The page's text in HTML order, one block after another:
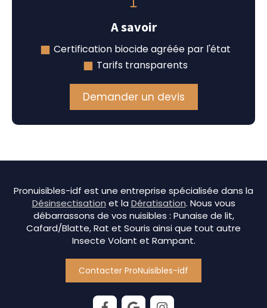
A savoir
Certification biocide agréée par l'état
Tarifs transparents
Demander un devis
Pronuisibles-idf est une entreprise spécialisée dans la
Désinsectisation et la Dératisation. Nous vous
débarrassons de vos nuisibles : Punaise de lit,
Cafard/Blatte, Rat et Souris ainsi que tout autre
Insecte Volant et Rampant.
Contacter ProNuisibles-idf